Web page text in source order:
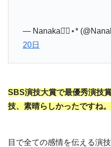
— Nanaka◡̈⃝︎⋆︎*
20日
SBS演技大賞で最優秀演技
技、素晴らしかったですね。
目で全ての感情を伝える演